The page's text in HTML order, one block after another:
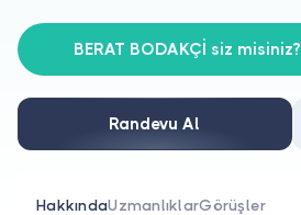
Doktorlar için
Doktor musunuz?
BERAT BODAKÇİ siz misiniz?
Randevu Al
HakkındaUzmanlıklarGörüşler